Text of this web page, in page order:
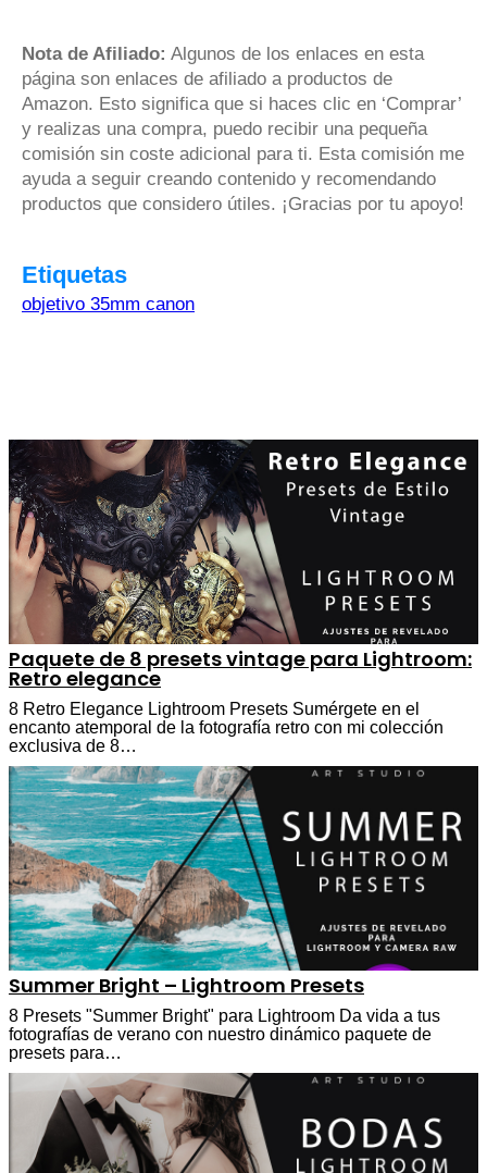
Nota de Afiliado: Algunos de los enlaces en esta
página son enlaces de afiliado a productos de
Amazon. Esto significa que si haces clic en ‘Comprar’
y realizas una compra, puedo recibir una pequeña
comisión sin coste adicional para ti. Esta comisión me
ayuda a seguir creando contenido y recomendando
productos que considero útiles. ¡Gracias por tu apoyo!
Etiquetas
objetivo 35mm canon
Paquete de 8 presets vintage para Lightroom:
Retro elegance
8 Retro Elegance Lightroom Presets Sumérgete en el
encanto atemporal de la fotografía retro con mi colección
exclusiva de 8…
Summer Bright – Lightroom Presets
8 Presets "Summer Bright" para Lightroom Da vida a tus
fotografías de verano con nuestro dinámico paquete de
presets para…